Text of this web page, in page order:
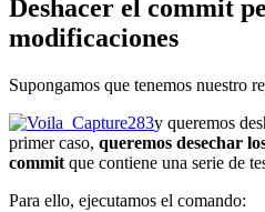
Deshacer el commit
modificaciones
Supongamos que tenemos nuestro
y queremos
primer caso, queremos desechar
commit que contiene una serie de
Para ello, ejecutamos el comando: